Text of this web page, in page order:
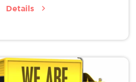
Details